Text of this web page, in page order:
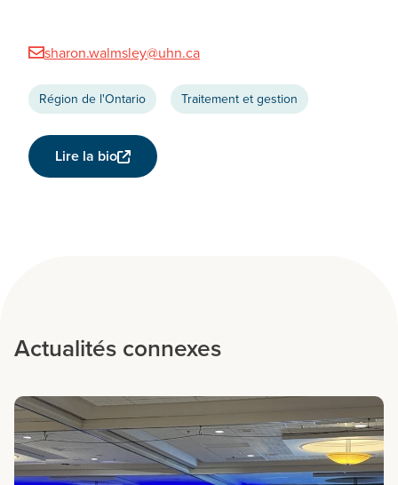
sharon.walmsley@uhn.ca
Région de l'Ontario Traitement et gestion
Lire la bio
Actualités connexes